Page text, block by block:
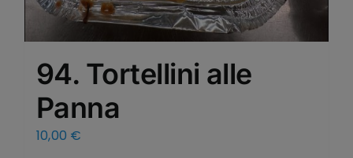
94. Tortellini alle
Panna
10,00 €